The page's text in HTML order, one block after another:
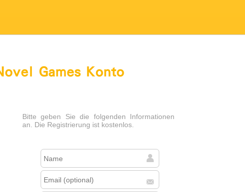
Bitte geben Sie die folgenden Informationen
an. Die Registrierung ist kostenlos.